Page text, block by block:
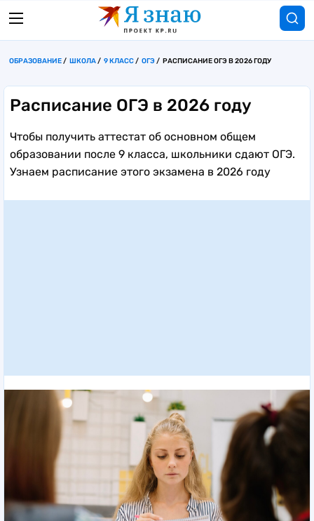
ОБРАЗОВАНИЕ ШКОЛА 9 КЛАСС ОГЭ РАСПИСАНИЕ ОГЭ В 2026 ГОДУ
Расписание ОГЭ в 2026 году
Чтобы получить аттестат об основном общем
образовании после 9 класса, школьники сдают ОГЭ.
Узнаем расписание этого экзамена в 2026 году